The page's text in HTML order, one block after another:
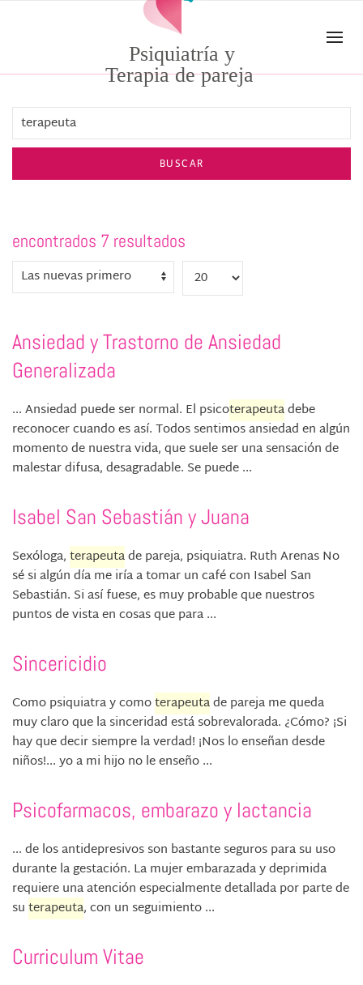
Skip to main contentPsiquiatría y
Terapia de pareja
BUSCAR
encontrados 7 resultados
Ansiedad y Trastorno de Ansiedad
Generalizada
... Ansiedad puede ser normal. El psicoterapeutadebe
reconocer cuando es así. Todos sentimos ansiedad en algún
momento de nuestra vida, que suele ser una sensación de
malestar difusa, desagradable. Se puede ...
Isabel San Sebastián y Juana
Sexóloga,terapeutade pareja, psiquiatra. Ruth Arenas No
sé si algún día me iría a tomar un café con Isabel San
Sebastián. Si así fuese, es muy probable que nuestros
puntos de vista en cosas que para ...
Sincericidio
Como psiquiatra y comoterapeutade pareja me queda
muy claro que la sinceridad está sobrevalorada. ¿Cómo? ¡Si
hay que decir siempre la verdad! ¡Nos lo enseñan desde
niños!... yo a mi hijo no le enseño ...
Psicofarmacos, embarazo y lactancia
... de los antidepresivos son bastante seguros para su uso
durante la gestación. La mujer embarazada y deprimida
requiere una atención especialmente detallada por parte de
suterapeuta, con un seguimiento ...
Curriculum Vitae